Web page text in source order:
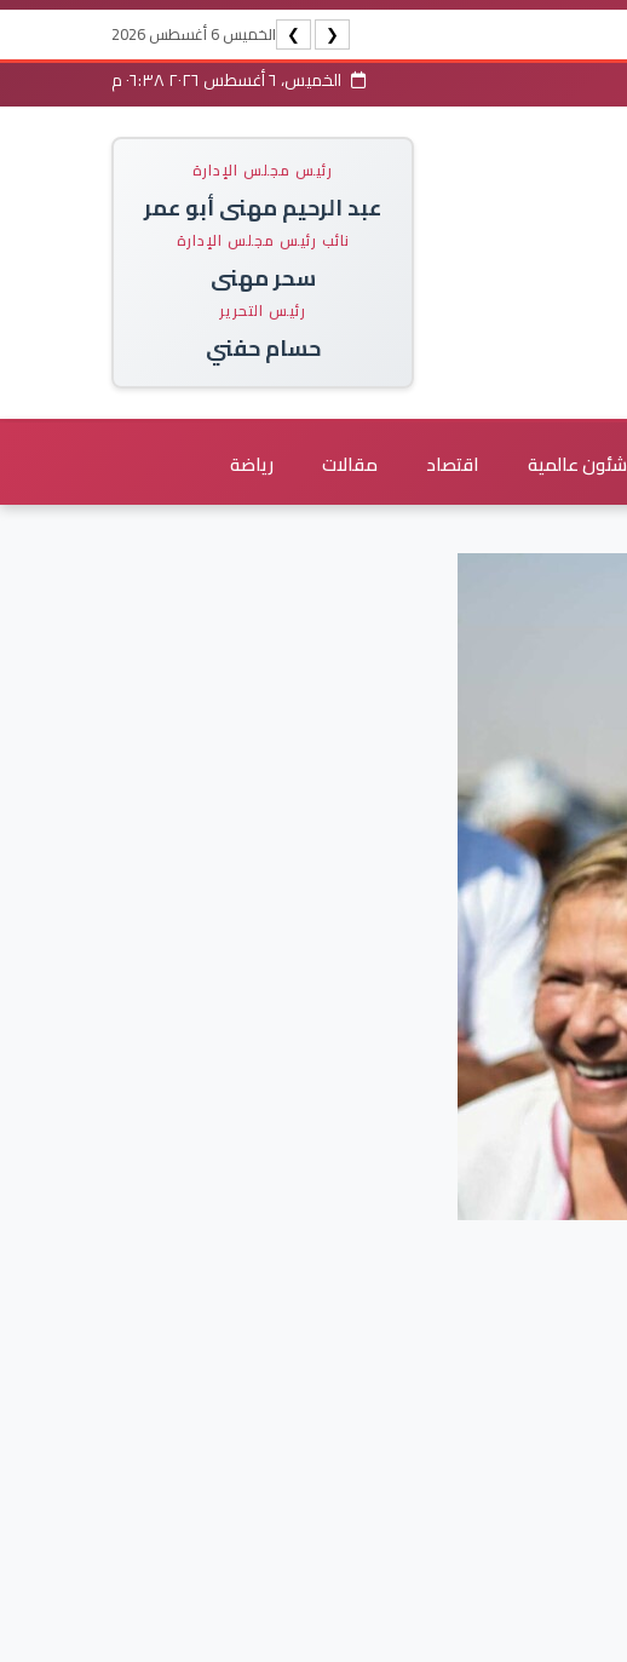
❮
❯ الخميس 6 أغسطس 2026
الخميس، ٦ أغسطس ٢٠٢٦ ٠٦:٣٨ م
رئيس مجلس الإدارة
عبد الرحيم مهنى أبو عمر
نائب رئيس مجلس الإدارة
سحر مهنى
رئيس التحرير
حسام حفني
شئون عالمية اقتصاد مقالات رياضة